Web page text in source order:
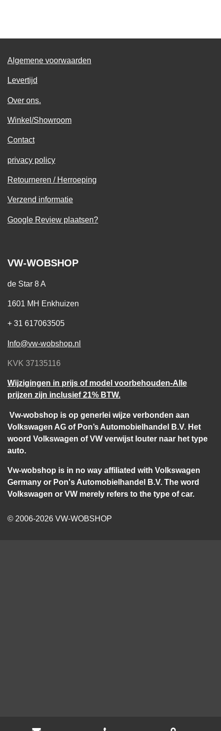
Algemene voorwaarden
Levertijd
Over ons.
Winkel/Showroom
Contact
privacy policy
Retourneren / Herroeping
Verzend informatie
Google Review plaatsen?
VW-WOBSHOP
de Star 8 A
1601 MH Enkhuizen
+ 31 617063505
Info@vw-wobshop.nl
KVK 37135116
Wijzigingen in prijs of model voorbehouden-Alle
prijzen zijn inclusief 21% BTW.
Vw-wobshop is op generlei wijze verbonden aan
Volkswagen AG of Pon’s Automobielhandel B.V. Het
woord Volkswagen of VW verwijst louter naar het type
auto.
Vw-wobshop is in no way affiliated with Volkswagen
Germany or Pon's Automobielhandel B.V. The word
Volkswagen or VW merely refers to the type of car.
© 2006-2026 VW-WOBSHOP